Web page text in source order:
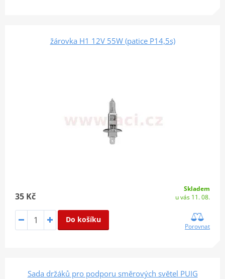
žárovka H1 12V 55W (patice P14,5s)
35 Kč
Skladem
u vás 11. 08.
Do košíku
Porovnat
Sada držáků pro podporu směrových světel PUIG